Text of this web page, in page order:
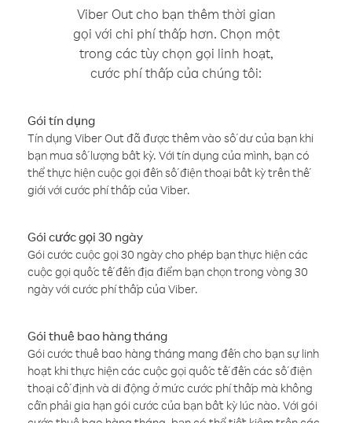
Viber Out cho bạn thêm thời gian
gọi với chi phí thấp hơn. Chọn một
trong các tùy chọn gọi linh hoạt,
cước phí thấp của chúng tôi:
Gói tín dụng
Tín dụng Viber Out đã được thêm vào số dư của bạn khi
bạn mua số lượng bất kỳ. Với tín dụng của mình, bạn có
thể thực hiện cuộc gọi đến số điện thoại bất kỳ trên thế
giới với cước phí thấp của Viber.
Gói cước gọi 30 ngày
Gói cước cuộc gọi 30 ngày cho phép bạn thực hiện các
cuộc gọi quốc tế đến địa điểm bạn chọn trong vòng 30
ngày với cước phí thấp của Viber.
Gói thuê bao hàng tháng
Gói cước thuê bao hàng tháng mang đến cho bạn sự linh
hoạt khi thực hiện các cuộc gọi quốc tế đến các số điện
thoại cố định và di động ở mức cước phí thấp mà không
cần phải gia hạn gói cước của bạn bất kỳ lúc nào. Với gói